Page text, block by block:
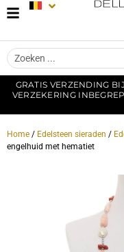
GRATIS VERZENDING
VERZEKERING
Home / Edelsteen sieraden /
engelhuid met hematiet